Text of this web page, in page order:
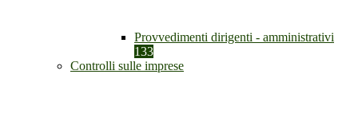
Provvedimenti dirigenti - amministrativi
133
Controlli sulle imprese